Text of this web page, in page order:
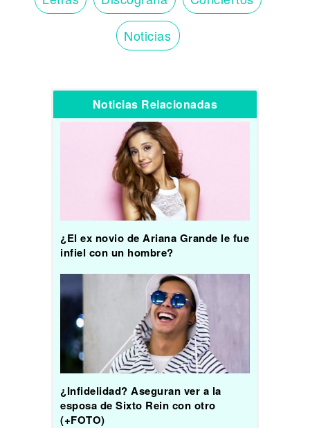
Noticias
Noticias Relacionadas
¿El ex novio de Ariana Grande le fue
infiel con un hombre?
¿Infidelidad? Aseguran ver a la
esposa de Sixto Rein con otro
(+FOTO)